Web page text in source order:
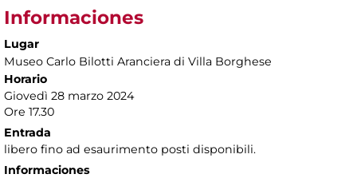
Informaciones
Lugar
Museo Carlo Bilotti Aranciera di Villa Borghese
Horario
Giovedì 28 marzo 2024
Ore 17.30
Entrada
libero fino ad esaurimento posti disponibili.
Informaciones